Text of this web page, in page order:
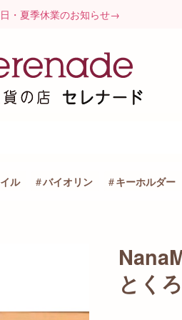
・夏季休業のお知らせ→
ル バイオリン キーホルダー
とく